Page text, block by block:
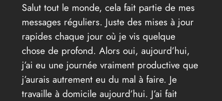
Salut tout le monde, cela fait partie de mes
messages réguliers. Juste des mises à jour
rapides chaque jour où je vis quelque
chose de profond. Alors oui, aujourd’hui,
j’ai eu une journée vraiment productive que
j’aurais autrement eu du mal à faire. Je
travaille à domicile aujourd’hui. J’ai fait